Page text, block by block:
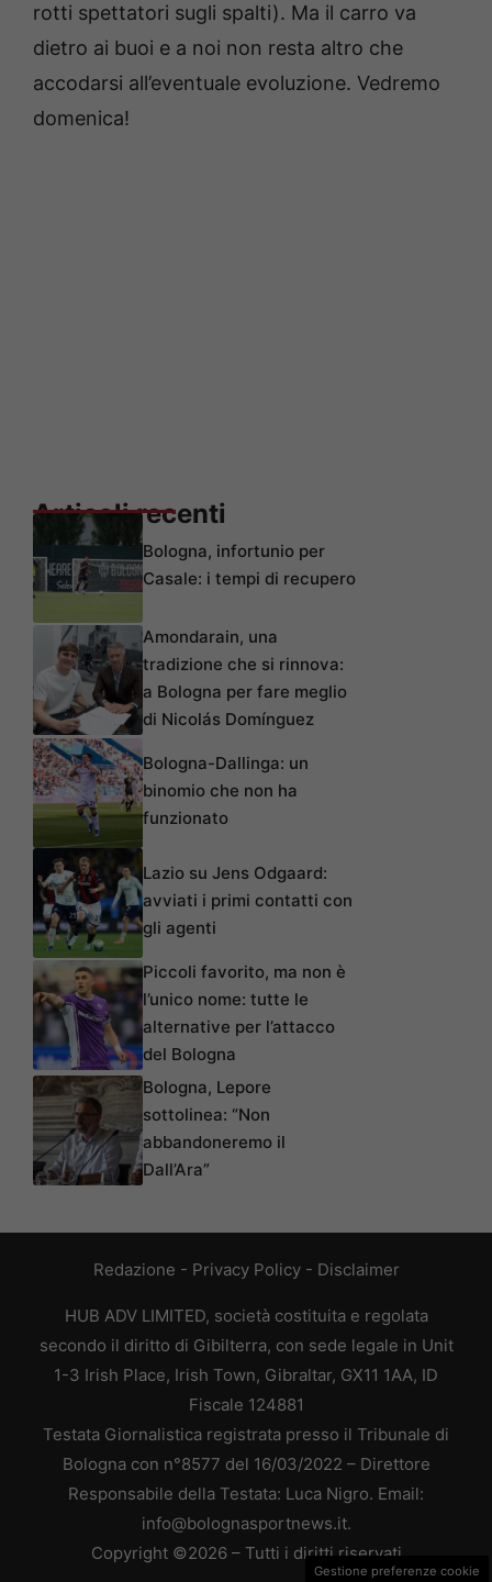
rotti spettatori sugli spalti). Ma il carro va
dietro ai buoi e a noi non resta altro che
accodarsi all’eventuale evoluzione. Vedremo
domenica!
Articoli recenti
Bologna, infortunio per
Casale: i tempi di recupero
Amondarain, una
tradizione che si rinnova:
a Bologna per fare meglio
di Nicolás Domínguez
Bologna-Dallinga: un
binomio che non ha
funzionato
Lazio su Jens Odgaard:
avviati i primi contatti con
gli agenti
Piccoli favorito, ma non è
l’unico nome: tutte le
alternative per l’attacco
del Bologna
Bologna, Lepore
sottolinea: “Non
abbandoneremo il
Dall’Ara”
Redazione - Privacy Policy- Disclaimer
HUB ADV LIMITED, società costituita e regolata
secondo il diritto di Gibilterra, con sede legale in Unit
1-3 Irish Place, Irish Town, Gibraltar, GX11 1AA, ID
Fiscale 124881
Testata Giornalistica registrata presso il Tribunale di
Bologna con n°8577 del 16/03/2022 – Direttore
Responsabile della Testata: Luca Nigro. Email:
info@bolognasportnews.it.
Copyright ©2026 – Tutti i diritti riservati
Gestione preferenze cookie